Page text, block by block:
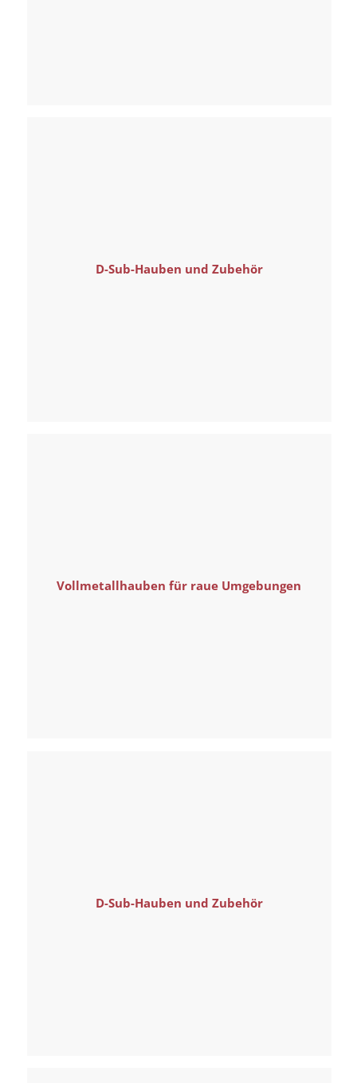
D-Sub-Hauben und Zubehör
Vollmetallhauben für raue Umgebungen
D-Sub-Hauben und Zubehör